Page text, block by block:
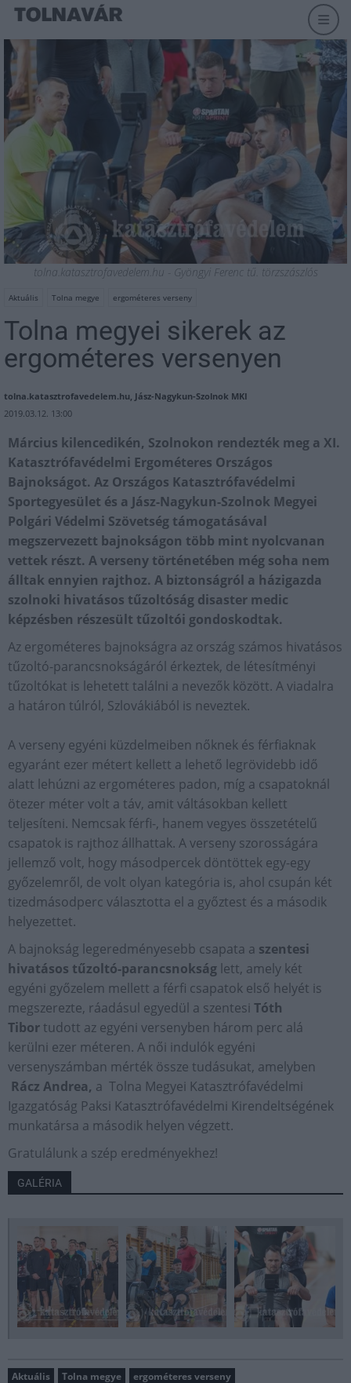
tolna.katasztrofavedelem.hu - Gyöngyi Ferenc tű. törzszászlós
Aktuális Tolna megye ergométeres verseny
Tolna megyei sikerek az
ergométeres versenyen
tolna.katasztrofavedelem.hu, Jász-Nagykun-Szolnok MKI
2019.03.12. 13:00
Március kilencedikén, Szolnokon rendezték meg a XI.
Katasztrófavédelmi Ergométeres Országos
Bajnokságot. Az Országos Katasztrófavédelmi
Sportegyesület és a Jász-Nagykun-Szolnok Megyei
Polgári Védelmi Szövetség támogatásával
megszervezett bajnokságon több mint nyolcvanan
vettek részt. A verseny történetében még soha nem
álltak ennyien rajthoz. A biztonságról a házigazda
szolnoki hivatásos tűzoltóság disaster medic
képzésben részesült tűzoltói gondoskodtak.
Az ergométeres bajnokságra az ország számos hivatásos
tűzoltó-parancsnokságáról érkeztek, de létesítményi
tűzoltókat is lehetett találni a nevezők között. A viadalra
a határon túlról, Szlovákiából is neveztek.
A verseny egyéni küzdelmeiben nőknek és férfiaknak
egyaránt ezer métert kellett a lehető legrövidebb idő
alatt lehúzni az ergométeres padon, míg a csapatoknál
ötezer méter volt a táv, amit váltásokban kellett
teljesíteni. Nemcsak férfi-, hanem vegyes összetételű
csapatok is rajthoz állhattak. A verseny szorosságára
jellemző volt, hogy másodpercek döntöttek egy-egy
győzelemről, de volt olyan kategória is, ahol csupán két
tizedmásodperc választotta el a győztest és a második
helyezettet.
A bajnokság legeredményesebb csapata a szentesi
hivatásos tűzoltó-parancsnokság lett, amely két
egyéni győzelem mellett a férfi csapatok első helyét is
megszerezte, ráadásul egyedül a szentesi Tóth
Tibor tudott az egyéni versenyben három perc alá
kerülni ezer méteren. A női indulók egyéni
versenyszámban mérték össze tudásukat, amelyben
Rácz Andrea, a Tolna Megyei Katasztrófavédelmi
Igazgatóság Paksi Katasztrófavédelmi Kirendeltségének
munkatársa a második helyen végzett.
Gratulálunk a szép eredményekhez!
GALÉRIA
Aktuális Tolna megye ergométeres verseny